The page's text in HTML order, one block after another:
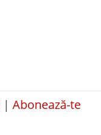
| Abonează-te